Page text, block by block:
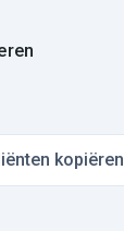
kopiëren